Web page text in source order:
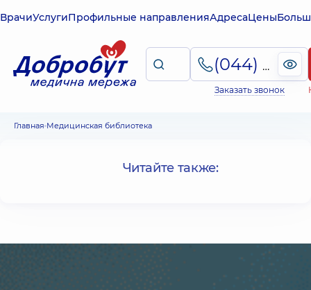
ВрачиУслугиПрофильные направленияАдресаЦены
(044) 495-2-888
Заказать звонок
Главная Медицинская библиотека
Читайте также: